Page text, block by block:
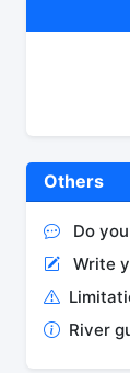
Others
Do
Write
River